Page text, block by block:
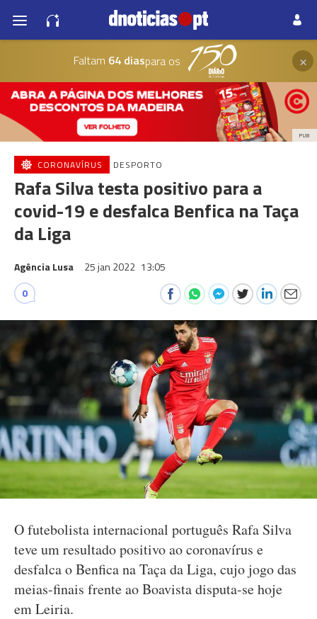
Faltam 64 diaspara os ×
PUB
CORONAVÍRUS DESPORTO
Rafa Silva testa positivo para a
covid-19 e desfalca Benfica na Taça
da Liga
Agência Lusa 25 jan 2022 13:05
0
O futebolista internacional português Rafa Silva
teve um resultado positivo ao coronavírus e
desfalca o Benfica na Taça da Liga, cujo jogo das
meias-finais frente ao Boavista disputa-se hoje
em Leiria.